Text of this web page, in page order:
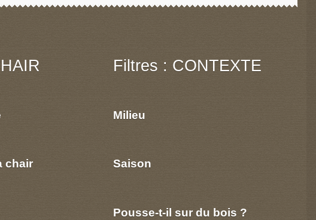
chair
Filtres : CONTEXTE
Milieu
Saison
Pousse-t-il sur du bois ?